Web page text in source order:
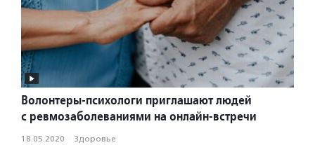
Волонтеры-психологи приглашают людей
с ревмозаболеваниями на онлайн-встречи
18.05.2020 · Здоровье